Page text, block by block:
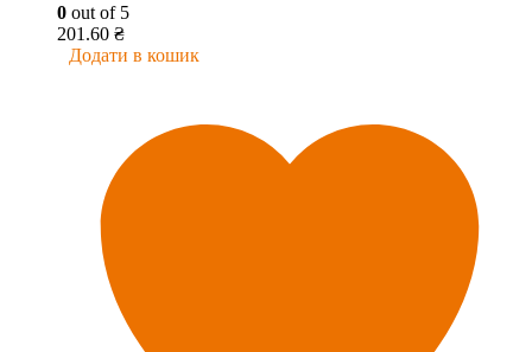
0 out of 5
201.60 ₴
Додати в кошик